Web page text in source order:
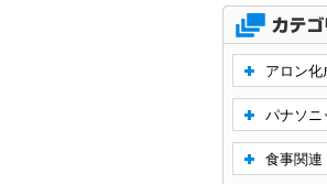
アロン化
パナソニ
食事関連